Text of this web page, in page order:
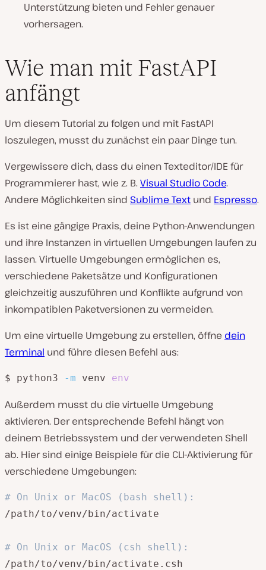
Unterstützung bieten und Fehler genauer
vorhersagen.
Wie man mit FastAPI
anfängt
Um diesem Tutorial zu folgen und mit FastAPI
loszulegen, musst du zunächst ein paar Dinge tun.
Vergewissere dich, dass du einen Texteditor/IDE für
Programmierer hast, wie z. B. Visual Studio Code.
Andere Möglichkeiten sind Sublime Text und Espresso.
Es ist eine gängige Praxis, deine Python-Anwendungen
und ihre Instanzen in virtuellen Umgebungen laufen zu
lassen. Virtuelle Umgebungen ermöglichen es,
verschiedene Paketsätze und Konfigurationen
gleichzeitig auszuführen und Konflikte aufgrund von
inkompatiblen Paketversionen zu vermeiden.
Um eine virtuelle Umgebung zu erstellen, öffne dein
Terminal und führe diesen Befehl aus:
$ python3 -m venv env
Außerdem musst du die virtuelle Umgebung
aktivieren. Der entsprechende Befehl hängt von
deinem Betriebssystem und der verwendeten Shell
ab. Hier sind einige Beispiele für die CLI-Aktivierung für
verschiedene Umgebungen:
# On Unix or MacOS (bash shell):
/path/to/venv/bin/activate
# On Unix or MacOS (csh shell):
/path/to/venv/bin/activate.csh